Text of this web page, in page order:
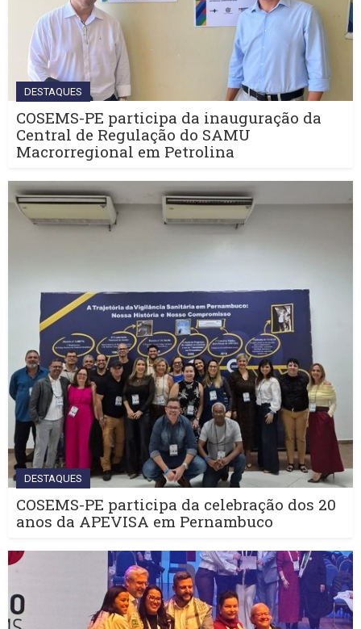
DESTAQUES
COSEMS-PE participa da inauguração da
Central de Regulação do SAMU
Macrorregional em Petrolina
DESTAQUES
COSEMS-PE participa da celebração dos 20
anos da APEVISA em Pernambuco